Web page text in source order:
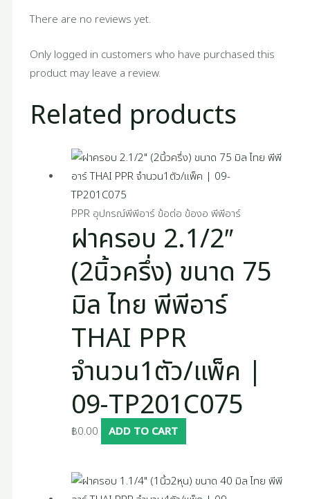
There are no reviews yet.
Only logged in customers who have purchased this
product may leave a review.
Related products
PPR อุปกรณ์พีพีอาร์ ข้อต่อ ข้องอ พีพีอาร์
ฝาครอบ 2.1/2″
(2นิ้วครึ่ง) ขนาด 75
มิล ไทย พีพีอาร์
THAI PPR
จำนวน1ตัว/แพ็ค |
09-TP201C075
฿0.00 ADD TO CART